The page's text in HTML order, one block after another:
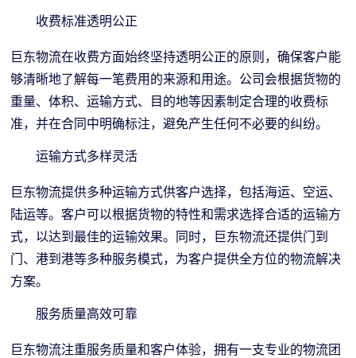
收费标准透明公正
巨东物流在收费方面始终坚持透明公正的原则，确保客户能
够清晰地了解每一笔费用的来源和用途。公司会根据货物的
重量、体积、运输方式、目的地等因素制定合理的收费标
准，并在合同中明确标注，避免产生任何不必要的纠纷。
运输方式多样灵活
巨东物流提供多种运输方式供客户选择，包括海运、空运、
陆运等。客户可以根据货物的特性和需求选择合适的运输方
式，以达到最佳的运输效果。同时，巨东物流还提供门到
门、港到港等多种服务模式，为客户提供全方位的物流解决
方案。
服务质量高效可靠
巨东物流注重服务质量和客户体验，拥有一支专业的物流团